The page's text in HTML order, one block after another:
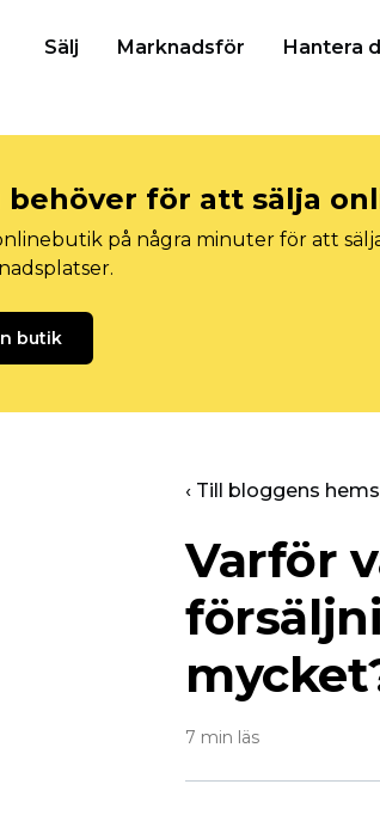
Sälj Marknadsför Hantera
för att sälja
på några minuter för att
butik
‹ Till bloggens
Varför
7 min läs